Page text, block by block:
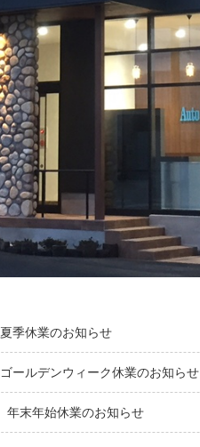
夏季休業のお知らせ
ゴールデンウィーク休業のお知らせ
年末年始休業のお知らせ